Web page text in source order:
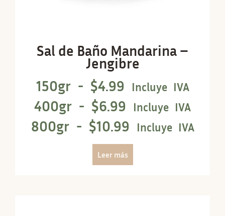
Sal de Baño Mandarina –
Jengibre
150gr - $4.99 Incluye IVA
400gr - $6.99 Incluye IVA
800gr - $10.99 Incluye IVA
Leer más